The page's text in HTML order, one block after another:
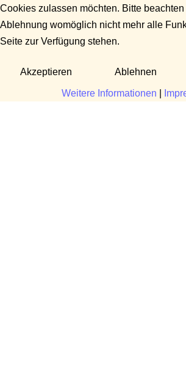
Cookies zulassen möchten. Bitte
Ablehnung womöglich nicht mehr alle
Seite zur Verfügung stehen.
Akzeptieren Ablehnen
Weitere Informationen